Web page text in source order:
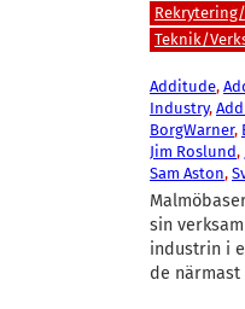
Teknik/
Additude,
Industry,
BorgWarner,
Jim Roslund,
Sam Aston,
sin
industrin i
de